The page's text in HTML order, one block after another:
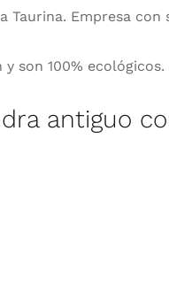
Empresa con
son 100% ecológicos.
antiguo